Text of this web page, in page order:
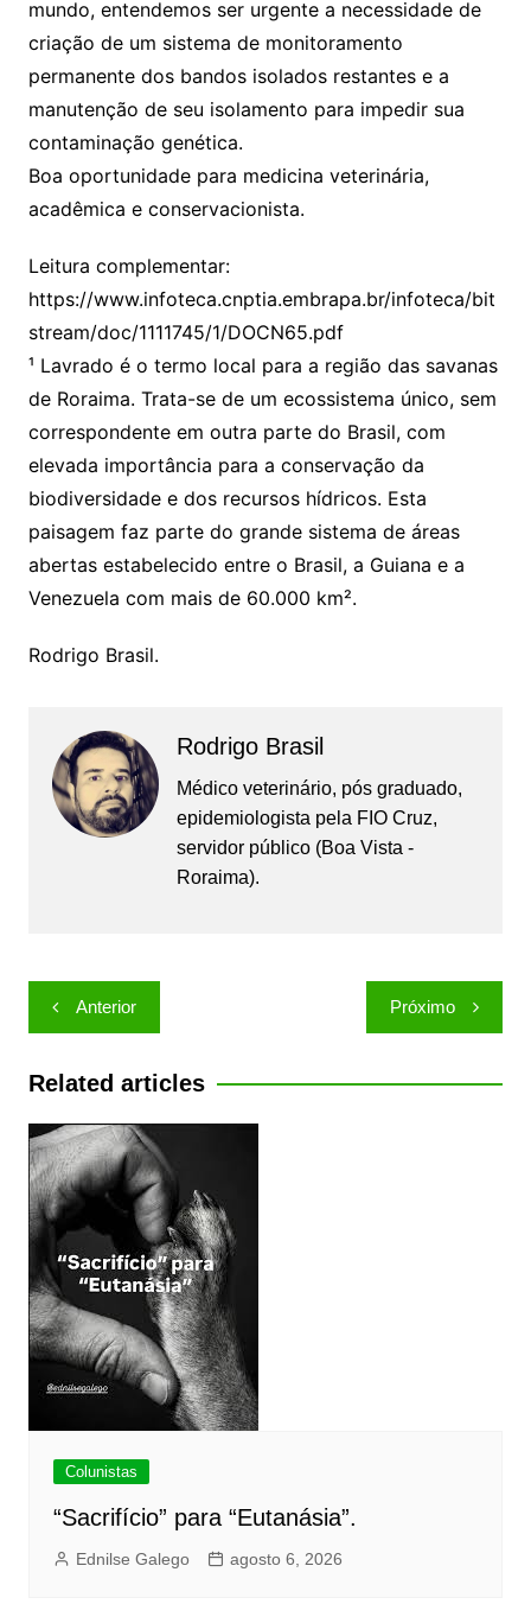
mundo, entendemos ser urgente a necessidade de
criação de um sistema de monitoramento
permanente dos bandos isolados restantes e a
manutenção de seu isolamento para impedir sua
contaminação genética.
Boa oportunidade para medicina veterinária,
acadêmica e conservacionista.
Leitura complementar:
https://www.infoteca.cnptia.embrapa.br/infoteca/bit
stream/doc/1111745/1/DOCN65.pdf
¹ Lavrado é o termo local para a região das savanas
de Roraima. Trata-se de um ecossistema único, sem
correspondente em outra parte do Brasil, com
elevada importância para a conservação da
biodiversidade e dos recursos hídricos. Esta
paisagem faz parte do grande sistema de áreas
abertas estabelecido entre o Brasil, a Guiana e a
Venezuela com mais de 60.000 km².
Rodrigo Brasil.
Rodrigo Brasil
Médico veterinário, pós graduado,
epidemiologista pela FIO Cruz,
servidor público (Boa Vista -
Roraima).
Navegação
de
Post
Anterior Próximo
Related articles
Colunistas
“Sacrifício” para “Eutanásia”.
Ednilse Galego agosto 6, 2026